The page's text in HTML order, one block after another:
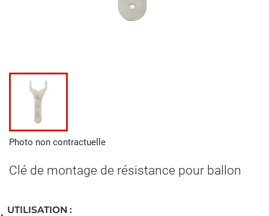
Photo non contractuelle
Clé de montage de résistance pour ballon
UTILISATION :